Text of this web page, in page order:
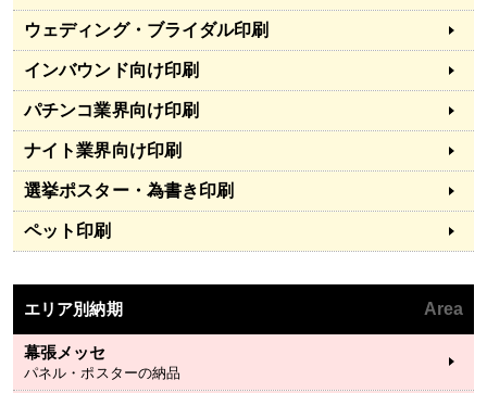
ウェディング・ブライダル印刷
インバウンド向け印刷
パチンコ業界向け印刷
ナイト業界向け印刷
選挙ポスター・為書き印刷
ペット印刷
エリア別納期 Area
幕張メッセ
パネル・ポスターの納品